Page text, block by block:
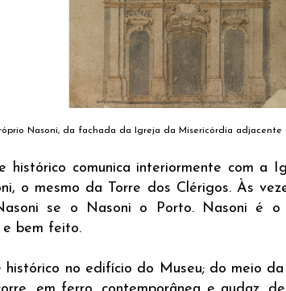
Nasoni, da fachada da Igreja da Misericórdia adjacente
histórico comunica interiormente com a
o mesmo da Torre dos Clérigos. Às
se o Nasoni o Porto. Nasoni é o
bem feito.
histórico no edifício do Museu; do meio